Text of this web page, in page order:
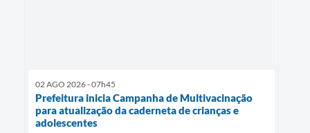
02 AGO 2026 - 07h45
Prefeitura inicia Campanha de Multivacinação
para atualização da caderneta de crianças e
adolescentes